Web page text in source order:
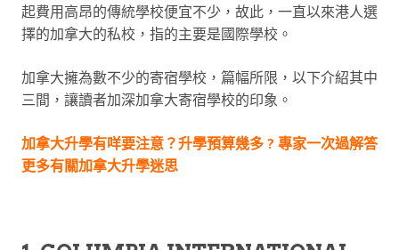
起費用高昂的傳統學校便宜不少，故此，一直以來港人選
擇的加拿大的私校，指的主要是國際學校。
加拿大擁為數不少的寄宿學校，篇幅所限，以下介紹其中
三間，讓讀者加深加拿大寄宿學校的印象。
加拿大升學有咩要注意？升學預算幾多 ? 專家一次過解答
更多有關加拿大升學迷思